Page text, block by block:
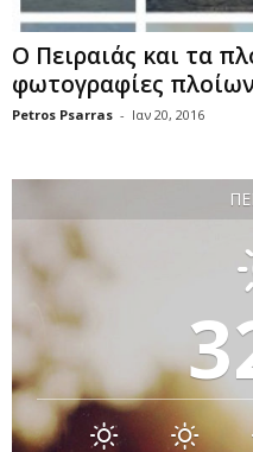
Ο Πειραιάς και τα
φωτογραφίες
Petros Psarras - Ιαν 20, 2016